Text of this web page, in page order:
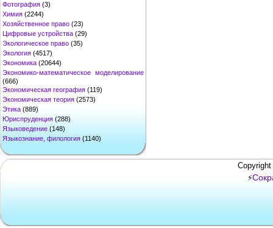
Фотография (3)
Химия (2244)
Хозяйственное право (23)
Цифровые устройства (29)
Экологическое право (35)
Экология (4517)
Экономика (20644)
Экономико-математическое моделирование
(666)
Экономическая география (119)
Экономическая теория (2573)
Этика (889)
Юриспруденция (288)
Языковедение (148)
Языкознание, филология (1140)
⚡